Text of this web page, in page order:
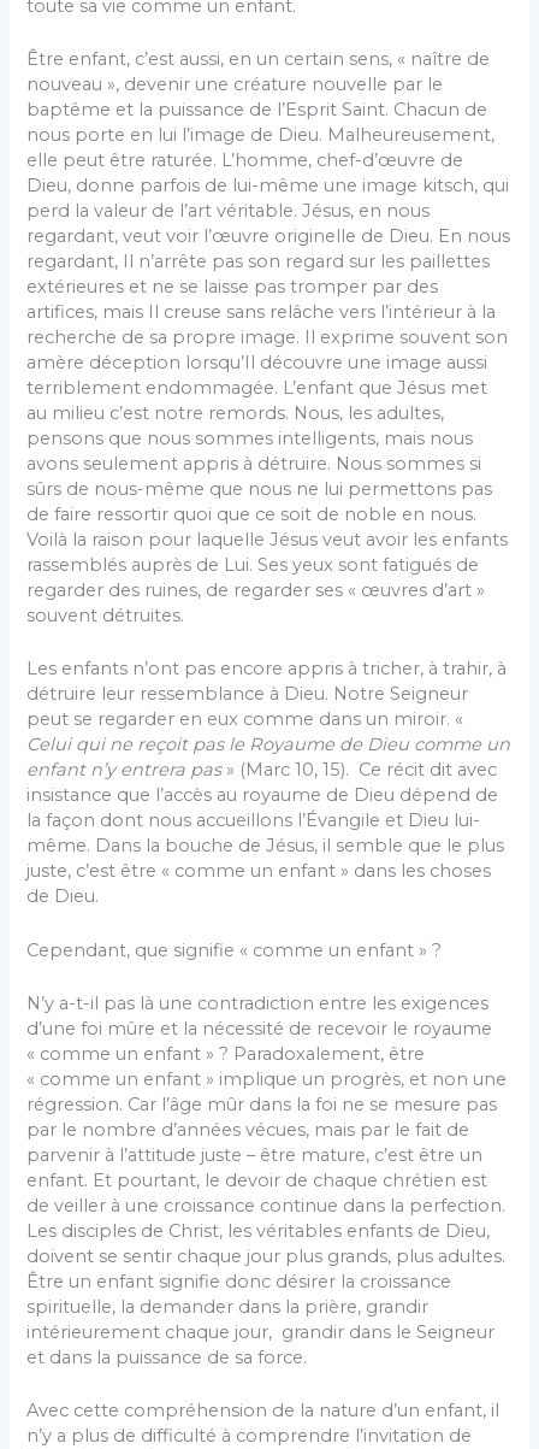
toute sa vie comme un enfant.
Être enfant, c’est aussi, en un certain sens, « naître de
nouveau », devenir une créature nouvelle par le
baptême et la puissance de l’Esprit Saint. Chacun de
nous porte en lui l’image de Dieu. Malheureusement,
elle peut être raturée. L’homme, chef-d’œuvre de
Dieu, donne parfois de lui-même une image kitsch, qui
perd la valeur de l’art véritable. Jésus, en nous
regardant, veut voir l’œuvre originelle de Dieu. En nous
regardant, Il n’arrête pas son regard sur les paillettes
extérieures et ne se laisse pas tromper par des
artifices, mais Il creuse sans relâche vers l’intérieur à la
recherche de sa propre image. Il exprime souvent son
amère déception lorsqu’Il découvre une image aussi
terriblement endommagée. L’enfant que Jésus met
au milieu c’est notre remords. Nous, les adultes,
pensons que nous sommes intelligents, mais nous
avons seulement appris à détruire. Nous sommes si
sûrs de nous-même que nous ne lui permettons pas
de faire ressortir quoi que ce soit de noble en nous.
Voilà la raison pour laquelle Jésus veut avoir les enfants
rassemblés auprès de Lui. Ses yeux sont fatigués de
regarder des ruines, de regarder ses « œuvres d’art »
souvent détruites.
Les enfants n’ont pas encore appris à tricher, à trahir, à
détruire leur ressemblance à Dieu. Notre Seigneur
peut se regarder en eux comme dans un miroir. «
Celui qui ne reçoit pas le Royaume de Dieu comme un
enfant n’y entrera pas » (Marc 10, 15). Ce récit dit avec
insistance que l’accès au royaume de Dieu dépend de
la façon dont nous accueillons l’Évangile et Dieu lui-
même. Dans la bouche de Jésus, il semble que le plus
juste, c’est être « comme un enfant » dans les choses
de Dieu.
Cependant, que signifie « comme un enfant » ?
N’y a-t-il pas là une contradiction entre les exigences
d’une foi mûre et la nécessité de recevoir le royaume
« comme un enfant » ? Paradoxalement, être
« comme un enfant » implique un progrès, et non une
régression. Car l’âge mûr dans la foi ne se mesure pas
par le nombre d’années vécues, mais par le fait de
parvenir à l’attitude juste – être mature, c’est être un
enfant. Et pourtant, le devoir de chaque chrétien est
de veiller à une croissance continue dans la perfection.
Les disciples de Christ, les véritables enfants de Dieu,
doivent se sentir chaque jour plus grands, plus adultes.
Être un enfant signifie donc désirer la croissance
spirituelle, la demander dans la prière, grandir
intérieurement chaque jour, grandir dans le Seigneur
et dans la puissance de sa force.
Avec cette compréhension de la nature d’un enfant, il
n’y a plus de difficulté à comprendre l’invitation de